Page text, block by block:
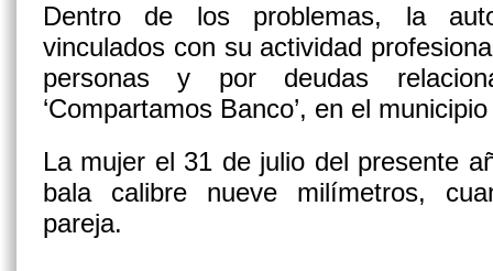
Dentro de los problemas, la
vinculados con su actividad
personas y por deudas
‘Compartamos Banco’, en el
La mujer el 31 de julio del presente
bala calibre nueve milímetros,
pareja.